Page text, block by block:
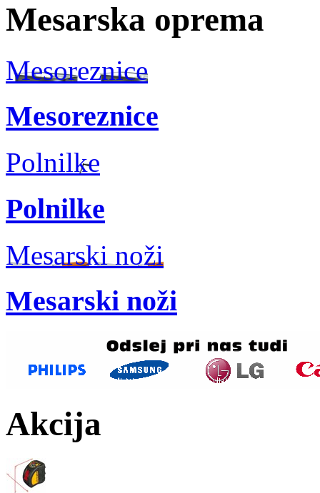
Mesarska oprema
Mesoreznice
Mesoreznice
Polnilke
Polnilke
Mesarski noži
Mesarski noži
Akcija